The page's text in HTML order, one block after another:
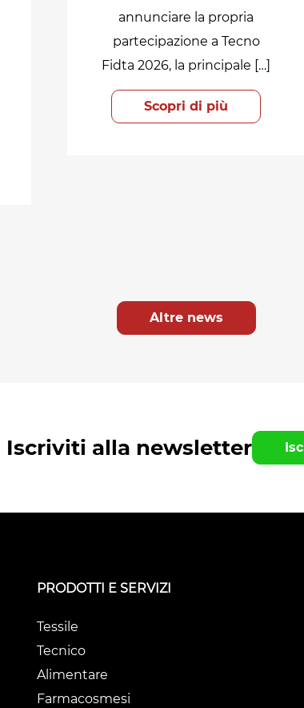
annunciare la propria
partecipazione a Tecno
Fidta 2026, la principale […]
Scopri di più
Altre news
Iscriviti alla newsletter
PRODOTTI E SERVIZI
Tessile
Tecnico
Alimentare
Farmacosmesi